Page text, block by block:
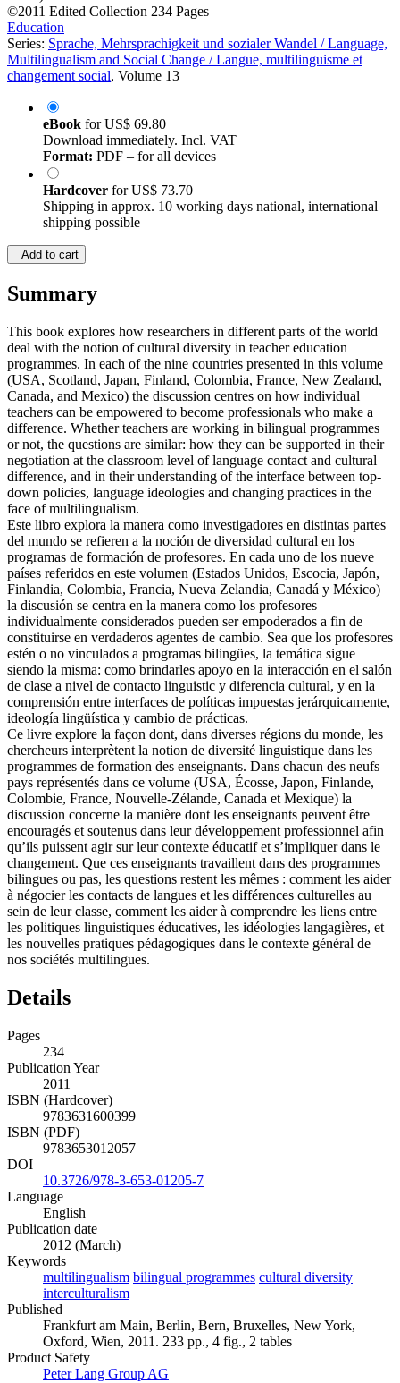
©2011 Edited Collection 234 Pages
Education
Series: Sprache, Mehrsprachigkeit und sozialer Wandel / Language,
Multilingualism and Social Change / Langue, multilinguisme et
changement social, Volume 13
eBook forUS$ 69.80
Download immediately. Incl. VAT
Format: PDF – for all devices
Hardcover forUS$ 73.70
Shipping in approx. 10 working days national, international
shipping possible
Add to cart
Summary
This book explores how researchers in different parts of the world
deal with the notion of cultural diversity in teacher education
programmes. In each of the nine countries presented in this volume
(USA, Scotland, Japan, Finland, Colombia, France, New Zealand,
Canada, and Mexico) the discussion centres on how individual
teachers can be empowered to become professionals who make a
difference. Whether teachers are working in bilingual programmes
or not, the questions are similar: how they can be supported in their
negotiation at the classroom level of language contact and cultural
difference, and in their understanding of the interface between top-
down policies, language ideologies and changing practices in the
face of multilingualism.
Este libro explora la manera como investigadores en distintas partes
del mundo se refieren a la noción de diversidad cultural en los
programas de formación de profesores. En cada uno de los nueve
países referidos en este volumen (Estados Unidos, Escocia, Japón,
Finlandia, Colombia, Francia, Nueva Zelandia, Canadá y México)
la discusión se centra en la manera como los profesores
individualmente considerados pueden ser empoderados a fin de
constituirse en verdaderos agentes de cambio. Sea que los profesores
estén o no vinculados a programas bilingües, la temática sigue
siendo la misma: como brindarles apoyo en la interacción en el salón
de clase a nivel de contacto linguistic y diferencia cultural, y en la
comprensión entre interfaces de políticas impuestas jerárquicamente,
ideología lingüística y cambio de prácticas.
Ce livre explore la façon dont, dans diverses régions du monde, les
chercheurs interprètent la notion de diversité linguistique dans les
programmes de formation des enseignants. Dans chacun des neufs
pays représentés dans ce volume (USA, Écosse, Japon, Finlande,
Colombie, France, Nouvelle-Zélande, Canada et Mexique) la
discussion concerne la manière dont les enseignants peuvent être
encouragés et soutenus dans leur développement professionnel afin
qu’ils puissent agir sur leur contexte éducatif et s’impliquer dans le
changement. Que ces enseignants travaillent dans des programmes
bilingues ou pas, les questions restent les mêmes : comment les aider
à négocier les contacts de langues et les différences culturelles au
sein de leur classe, comment les aider à comprendre les liens entre
les politiques linguistiques éducatives, les idéologies langagières, et
les nouvelles pratiques pédagogiques dans le contexte général de
nos sociétés multilingues.
Details
Pages
234
Publication Year
2011
ISBN (Hardcover)
9783631600399
ISBN (PDF)
9783653012057
DOI
10.3726/978-3-653-01205-7
Language
English
Publication date
2012 (March)
Keywords
multilingualism bilingual programmes cultural diversity
interculturalism
Published
Frankfurt am Main, Berlin, Bern, Bruxelles, New York,
Oxford, Wien, 2011. 233 pp., 4 fig., 2 tables
Product Safety
Peter Lang Group AG